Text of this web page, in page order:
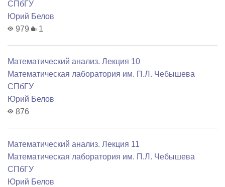
СПбГУ
Юрий Белов
979
1
Математический анализ. Лекция 10
Математичеcкая лаборатория им. П.Л. Чебышева
СПбГУ
Юрий Белов
876
Математический анализ. Лекция 11
Математичеcкая лаборатория им. П.Л. Чебышева
СПбГУ
Юрий Белов